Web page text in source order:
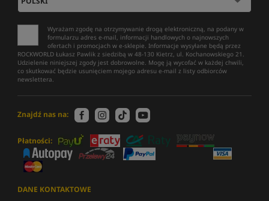
Wyrażam zgodę na otrzymywanie drogą elektroniczną, na podany w
formularzu adres e-mail, informacji handlowych o najnowszych
ofertach i promocjach w e-sklepie. Informacje wysyłane będą przez
ROCKWORLD Łukasz Pawlik z siedzibą w 48-130 Kietrz, ul. Kochanowskiego 21.
Udzielenie niniejszej zgody jest dobrowolne. Mogę ją wycofać w każdej chwili,
co skutkować będzie usunięciem mojego adresu e-mail z listy odbiorców
newslettera.
Znajdź nas na:
Płatności:
DANE KONTAKTOWE